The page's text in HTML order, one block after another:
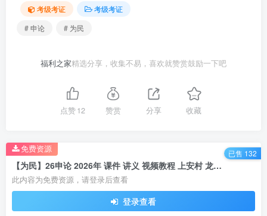
考级考证
考级考证
# 申论
# 为民
福利之家精选分享，收集不易，喜欢就赞赏鼓励一下吧
点赞12 赞赏 分享 收藏
【为民】26申论 2026年 课件 讲义 视频教程 上安村 龙飞 大宝小宝 袁dong 超G 某笔
此内容为免费资源，请登录后查看
登录查看
免费资源 已售 132